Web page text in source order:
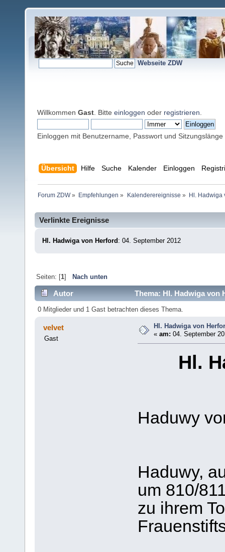
Webseite ZDW
Willkommen Gast . Bitte einloggen oder registrieren
Einloggen mit Benutzername, Passwort und Sitzungslänge
Übersicht Hilfe Suche Kalender Einloggen
Forum ZDW» Empfehlungen » Kalenderereignisse » Hl. Hadwiga
Verlinkte Ereignisse
Hl. Hadwiga von Herford : 04. September 2012
Seiten: [1] Nach unten
Autor Thema: Hl. Hadwiga von
0 Mitglieder und 1 Gast betrachten dieses Thema.
velvet
Gast
Hl. Hadwiga von
«am: 04. September
Hl.
Haduwy
Haduwy,
um 810/
zu ihrem